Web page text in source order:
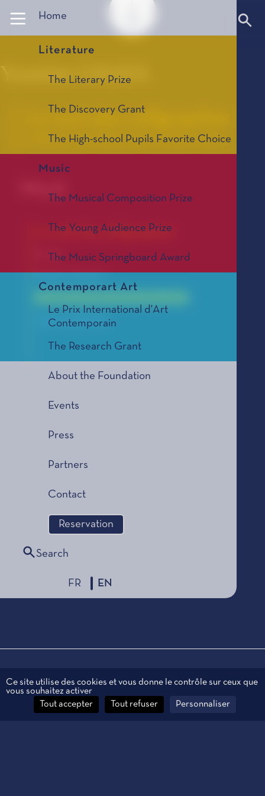
Home
Literature
The Literary Prize
The Discovery Grant
The High-school Pupils Favorite Choice
Music
The Musical Composition Prize
The Young Audience Prize
The Music Springboard Award
Contemporart Art
Le Prix International d'Art
Contemporain
The Research Grant
About the Foundation
Events
Press
Partners
Contact
Reservation
Search
FR EN
Yasmine GHATA
La nuit des calligraphes
La Bourse de la Découverte, édition 2005
Work
La nuit des calligraphes
Novel
Éditions Fayard
2005 LAUREATE
Legal information
Contact
Ce site utilise des cookies et vous donne le contrôle sur ceux que
vous souhaitez activer
Tout accepter
Tout refuser Personnaliser